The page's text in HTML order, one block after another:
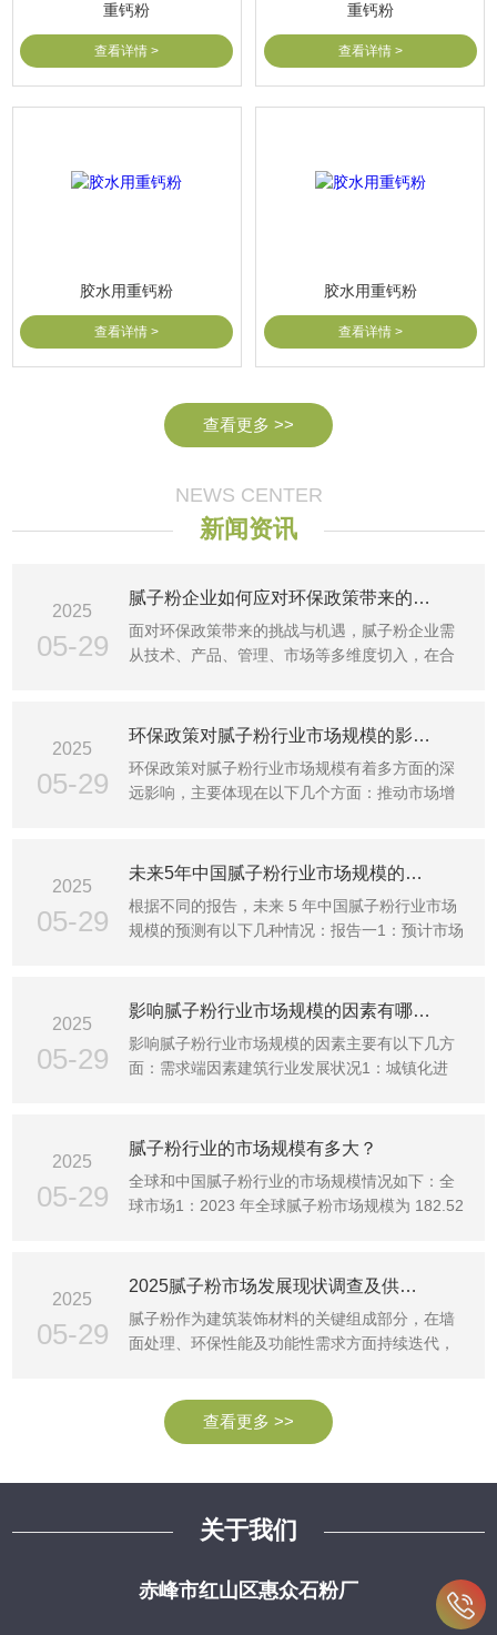
重钙粉
查看详情 >
重钙粉
查看详情 >
胶水用重钙粉
查看详情 >
胶水用重钙粉
查看详情 >
查看更多 >>
NEWS CENTER
新闻资讯
2025
05-29
腻子粉企业如何应对环保政策带来的挑战和机遇？
面对环保政策带来的挑战与机遇，腻子粉企业需
从技术、产品、管理、市场等多维度切入，在合
2025
05-29
环保政策对腻子粉行业市场规模的影响有多大？
环保政策对腻子粉行业市场规模有着多方面的深
远影响，主要体现在以下几个方面：推动市场增
2025
05-29
未来5年中国腻子粉行业市场规模的预测是怎样的？
根据不同的报告，未来 5 年中国腻子粉行业市场
规模的预测有以下几种情况：报告一1：预计市场
2025
05-29
影响腻子粉行业市场规模的因素有哪些、
影响腻子粉行业市场规模的因素主要有以下几方
面：需求端因素建筑行业发展状况1：城镇化进
2025
05-29
腻子粉行业的市场规模有多大？
全球和中国腻子粉行业的市场规模情况如下：全
球市场1：2023 年全球腻子粉市场规模为 182.52
2025
05-29
2025腻子粉市场发展现状调查及供需格局、竞争格局分析
腻子粉作为建筑装饰材料的关键组成部分，在墙
面处理、环保性能及功能性需求方面持续迭代，
查看更多 >>
关于我们
赤峰市红山区惠众石粉厂